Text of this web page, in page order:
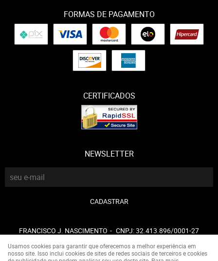
FORMAS DE PAGAMENTO
CERTIFICADOS
NEWSLETTER
CADASTRAR
FRANCISCO J. NASCIMENTO CNPJ: 32.413.896/0001-27
Usamos cookies para garantir que oferecemos a melhor experiência em
nosso site. Isso inclui cookies de sites de redes sociais de terceiros e cookies